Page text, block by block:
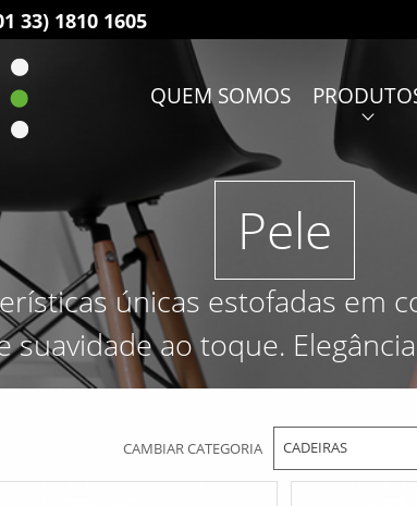
33) 1810 1605
QUEM SOMOS
Pele
únicas estofadas em
suavidade ao toque.
CAMBIAR CATEGORIA CADEIRAS